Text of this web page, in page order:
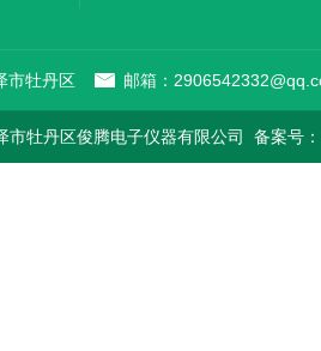
市牡丹区 邮箱：
市牡丹区俊腾电子仪器有限公司 备案号